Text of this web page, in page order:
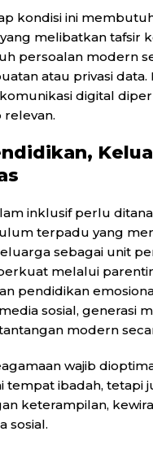
kondisi ini
melibatkan tafsir
persoalan modern
atau privasi data.
digital
inklusif perlu
terpadu yang
sebagai unit
melalui
pendidikan
sosial, generasi
modern
wajib
tempat ibadah, tetapi
keterampilan,
sosial.